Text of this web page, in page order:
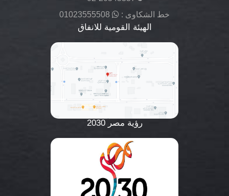
خط الشكاوى :
01023555508
الهيئة القومية للانفاق
رؤية مصر 2030